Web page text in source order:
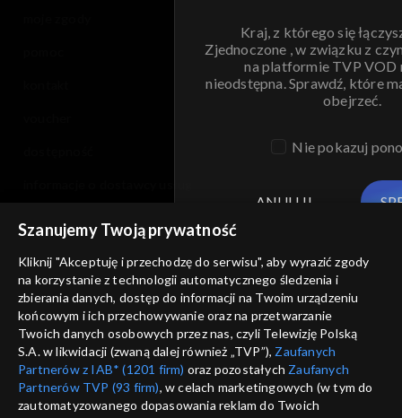
Kraj, z którego się
Zjednoczone , w związku z
na platformie TVP VOD
nieodstępna. Sprawdź, które
obejrzeć.
Nie pokazuj
ANULUJ
Szanujemy Twoją prywatność
Kliknij "Akceptuję i przechodzę do serwisu", aby wyrazić zgody
na korzystanie z technologii automatycznego śledzenia i
zbierania danych, dostęp do informacji na Twoim urządzeniu
końcowym i ich przechowywanie oraz na przetwarzanie
Twoich danych osobowych przez nas, czyli Telewizję Polską
S.A. w likwidacji (zwaną dalej również „TVP”), Zaufanych
Partnerów z IAB* (1201 firm) oraz pozostałych Zaufanych
Partnerów TVP (93 firm), w celach marketingowych (w tym do
zautomatyzowanego dopasowania reklam do Twoich